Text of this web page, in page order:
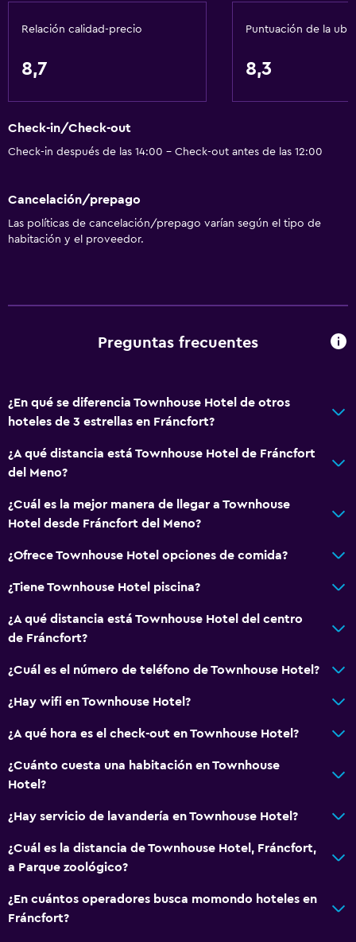
Baño
Ducha
Aseo
Papel higiénico
Servicios y facilidades
Servicio de habitaciones
Accesibilidad y adecuación
Ascensor
Ascensor disponible
Habitación hipoalergénica
Para no fumadores
Plantas superiores accesibles por ascensor
TV de pantalla plana
TV
Servicios de lavandería/tintorería
General
Teléfono
Alfombrado
Espacio de almacenamiento
Relación calidad-precio
8,7
Puntuación de la
8,3
Check-in/Check-out
Check-in después de las 14:00 - Check-out antes de las 12:00
Cancelación/prepago
Las políticas de cancelación/prepago varían según el tipo de
habitación y el proveedor.
Preguntas frecuentes
¿En qué se diferencia Townhouse Hotel de otros
hoteles de 3 estrellas en Fráncfort?
¿A qué distancia está Townhouse Hotel de Fráncfort
del Meno?
¿Cuál es la mejor manera de llegar a Townhouse
Hotel desde Fráncfort del Meno?
¿Ofrece Townhouse Hotel opciones de comida?
¿Tiene Townhouse Hotel piscina?
¿A qué distancia está Townhouse Hotel del centro
de Fráncfort?
¿Cuál es el número de teléfono de Townhouse Hotel?
¿Hay wifi en Townhouse Hotel?
¿A qué hora es el check-out en Townhouse Hotel?
¿Cuánto cuesta una habitación en Townhouse
Hotel?
¿Hay servicio de lavandería en Townhouse Hotel?
¿Cuál es la distancia de Townhouse Hotel, Fráncfort,
a Parque zoológico?
¿En cuántos operadores busca momondo hoteles en
Fráncfort?